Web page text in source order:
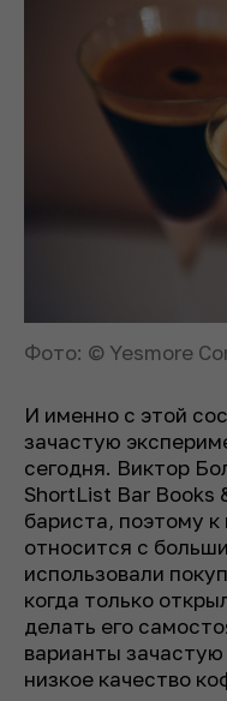
Фото: © Yesmore
И именно с этой
зачастую
сегодня. Виктор
ShortList Bar Books
бариста, поэтому
относится с
использовали
когда только
делать его
варианты
низкое качество